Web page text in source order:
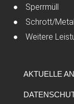
Sperrmüll
Schrott/Metall
Weitere
AKTUELLE